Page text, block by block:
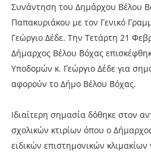
Συνάντηση του Δημάρχου Βέλου
Παπακυριάκου με τον Γενικό
Γεώργιο Δέδε. Την Τετάρτη 21
Δήμαρχος Βέλου Βόχας
Υποδομών κ. Γεώργιο Δέδε για
αφορούν το Δήμο Βέλου Βόχας.
Ιδιαίτερη σημασία δόθηκε στον
σχολικών κτιρίων όπου ο
ειδικών επιστημονικών